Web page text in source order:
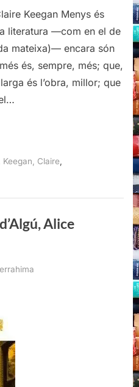
Keegan Menys és
literatura —com en el de
mateixa)— encara són
és, sempre, més; que,
és l’obra, millor; que
Keegan, Claire
Alice